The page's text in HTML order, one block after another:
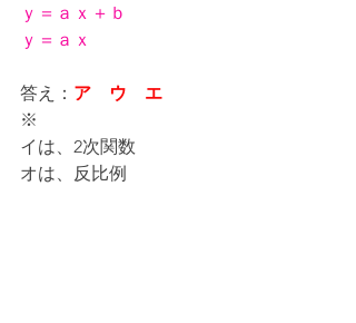
ｙ＝ａｘ＋ｂ
ｙ＝ａｘ
答え： ア　ウ　エ
※
イは、2次関数
オは、反比例